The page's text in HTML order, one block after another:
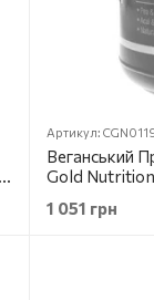
Артикул:
Веганський
Gold
1 051 грн